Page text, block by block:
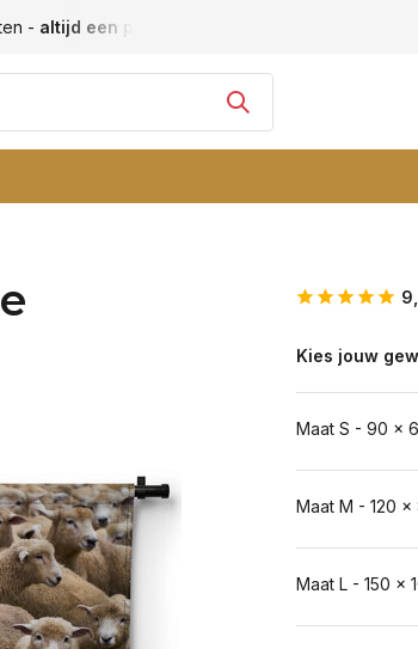
- altijd een passende maat
Kies jouw
Maat S - 90 x
Maat M - 120 x
Maat L - 150 x